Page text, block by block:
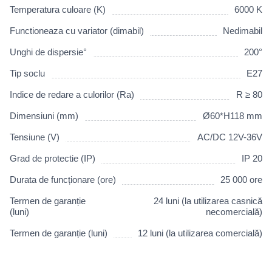
Temperatura culoare (K) 6000 K
Functioneaza cu variator (dimabil) Nedimabil
Unghi de dispersie° 200°
Tip soclu E27
Indice de redare a culorilor (Ra) R ≥ 80
Dimensiuni (mm) Ø60*H118 mm
Tensiune (V) AC/DC 12V-36V
Grad de protectie (IP) IP 20
Durata de funcționare (ore) 25 000 ore
Termen de garanție
(luni)
24 luni (la utilizarea casnică
necomercială)
Termen de garanție (luni) 12 luni (la utilizarea comercială)